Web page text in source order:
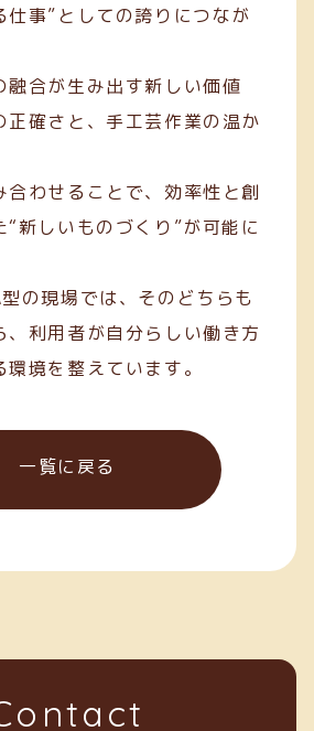
仕事”としての誇りにつなが
融合が生み出す新しい価値
正確さと、手工芸作業の温か
合わせることで、効率性と創
“新しいものづくり”が可能に
の現場では、そのどちらも
、利用者が自分らしい働き方
境を整えています。
一覧に戻る